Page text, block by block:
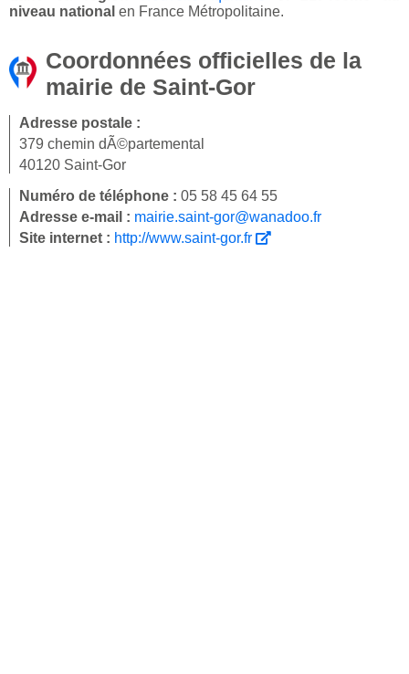
niveau national en France Métropolitaine.
Coordonnées officielles de la
mairie de Saint-Gor
Adresse postale :
379 chemin dÃ©partemental
40120 Saint-Gor
Numéro de téléphone : 05 58 45 64 55
Adresse e-mail : mairie.saint-gor@wanadoo.fr
Site internet : http://www.saint-gor.fr